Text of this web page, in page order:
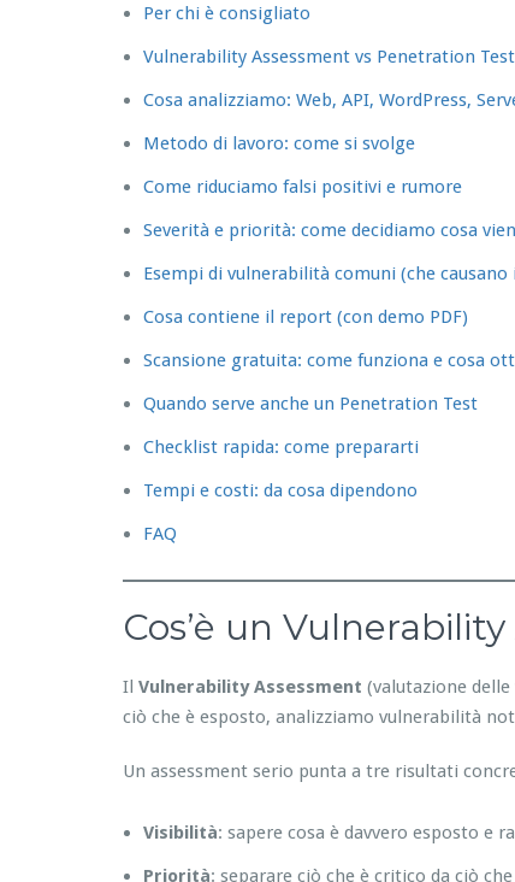
Per chi è consigliato
Vulnerability Assessment vs Penetration Test
Cosa analizziamo: Web, API, WordPress,
Metodo di lavoro: come si svolge
Come riduciamo falsi positivi e rumore
Severità e priorità: come decidiamo cosa
Esempi di vulnerabilità comuni (che
Cosa contiene il report (con demo PDF)
Scansione gratuita: come funziona e cosa
Quando serve anche un Penetration Test
Checklist rapida: come prepararti
Tempi e costi: da cosa dipendono
FAQ
Cos’è un
Il Vulnerability Assessment (valutazione
ciò che è esposto, analizziamo vulnerabilità
Un assessment serio punta a tre risultati
Visibilità: sapere cosa è davvero esposto e
Priorità: separare ciò che è critico da ciò